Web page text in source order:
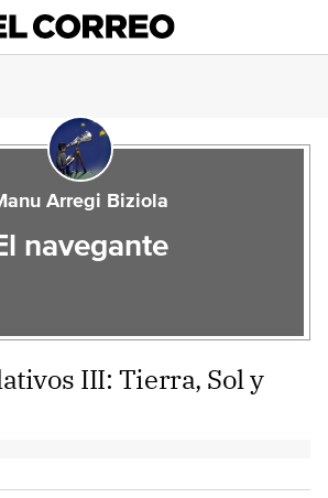
Arregi Biziola
navegante
III: Tierra, Sol y